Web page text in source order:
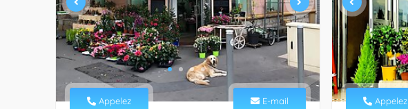
Appelez E-mail Appelez